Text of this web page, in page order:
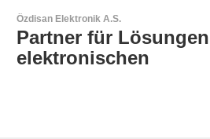
Esseti Srl
Ihr Partner für
Leiterplatten